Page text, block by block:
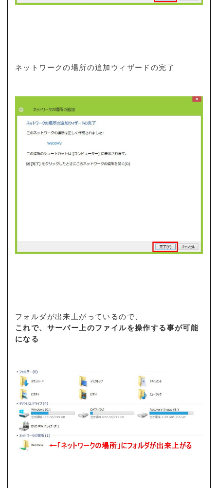
ネットワークの場所の追加ウィザードの完了
フォルダが出来上がっているので、
これで、サーバー上のファイルを操作する事が可能
になる